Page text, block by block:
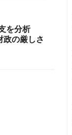
を分析
政の厳しさ